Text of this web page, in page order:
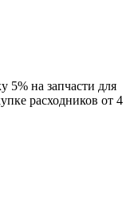
5% на запчасти для
расходников от 4